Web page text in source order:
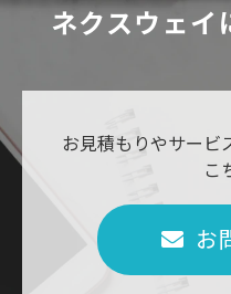
ネクスウェイ
お見積もりやサービ
こ
お